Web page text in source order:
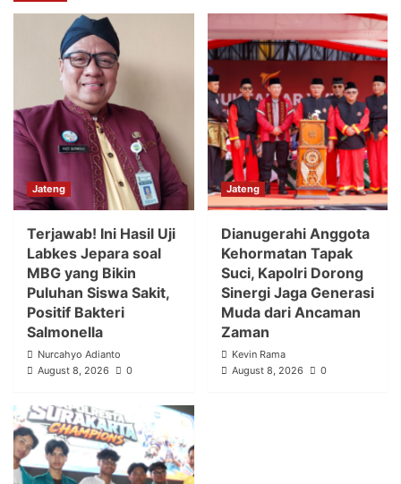
Jateng
Terjawab! Ini Hasil Uji
Labkes Jepara soal
MBG yang Bikin
Puluhan Siswa Sakit,
Positif Bakteri
Salmonella
Nurcahyo Adianto
August 8, 2026
0
Jateng
Dianugerahi Anggota
Kehormatan Tapak
Suci, Kapolri Dorong
Sinergi Jaga Generasi
Muda dari Ancaman
Zaman
Kevin Rama
August 8, 2026
0